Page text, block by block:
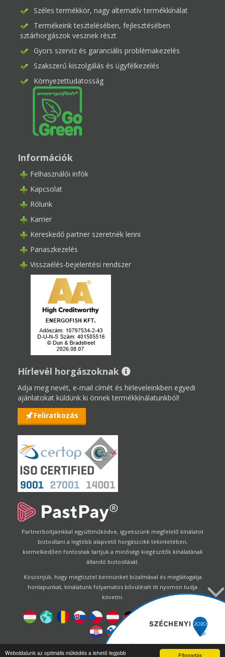
Elfogadás
Weboldalunk az optimális működés a lehető legjobb
Széles termékkör, nagy alternatív termékkínálat
Termékeink tesztelésében, fejlesztésében
sztárhorgászok vesznek részt
Gyors szerviz és garanciális problémakezelés
Szakszerű kiszolgálás és ügyfélkezelés
Környezettudatosság
Információk
Felhasználói infók
Kapcsolat
Rólunk
Karrier
Kereskedő partner szeretnék lenni
Panaszkezelés
Visszaélés-bejelentési rendszer
Hírlevél horgászoknak
Adja meg nevét, e-mail címét és hírleveleinkben egyedi
ajánlatokat küldünk ki önnek termékkínálatunkból!
Feliratkozás
Partnerboltjainkkal együttműködve, igyekszünk megfelelő kínálatot
biztosítani a legtöbb alapvető horgászcikk tekintetében,
kiemelkedően fontosnak tartjuk a minőségi kiegészítők kínálatának
állandó biztosítását.
Köszönjük, hogy megtisztel bennünket bizalmával és meglátogatja
honlapunkat, kínálatunk folyamatos bővülését itt nyomon tudja
követni.
Designed by Energofish Kft